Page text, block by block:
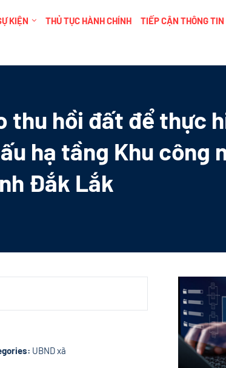
KIỆN THỦ TỤC HÀNH CHÍNH TIẾP CẬN THÔNG TIN
hồi đất để thực
hạ tầng Khu công
Đắk Lắk
UBND xã